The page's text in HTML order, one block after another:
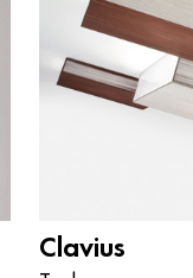
Clavius